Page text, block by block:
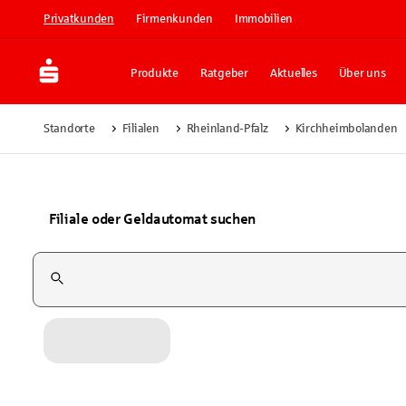
Privatkunden Firmenkunden Immobilien
Produkte Ratgeber Aktuelles Über uns
Standorte Filialen Rheinland-Pfalz Kirchheimbolanden
Filiale oder Geldautomat suchen
Suchfeld